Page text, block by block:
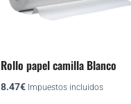
Rollo papel camilla Blanco
8.47€ Impuestos incluidos